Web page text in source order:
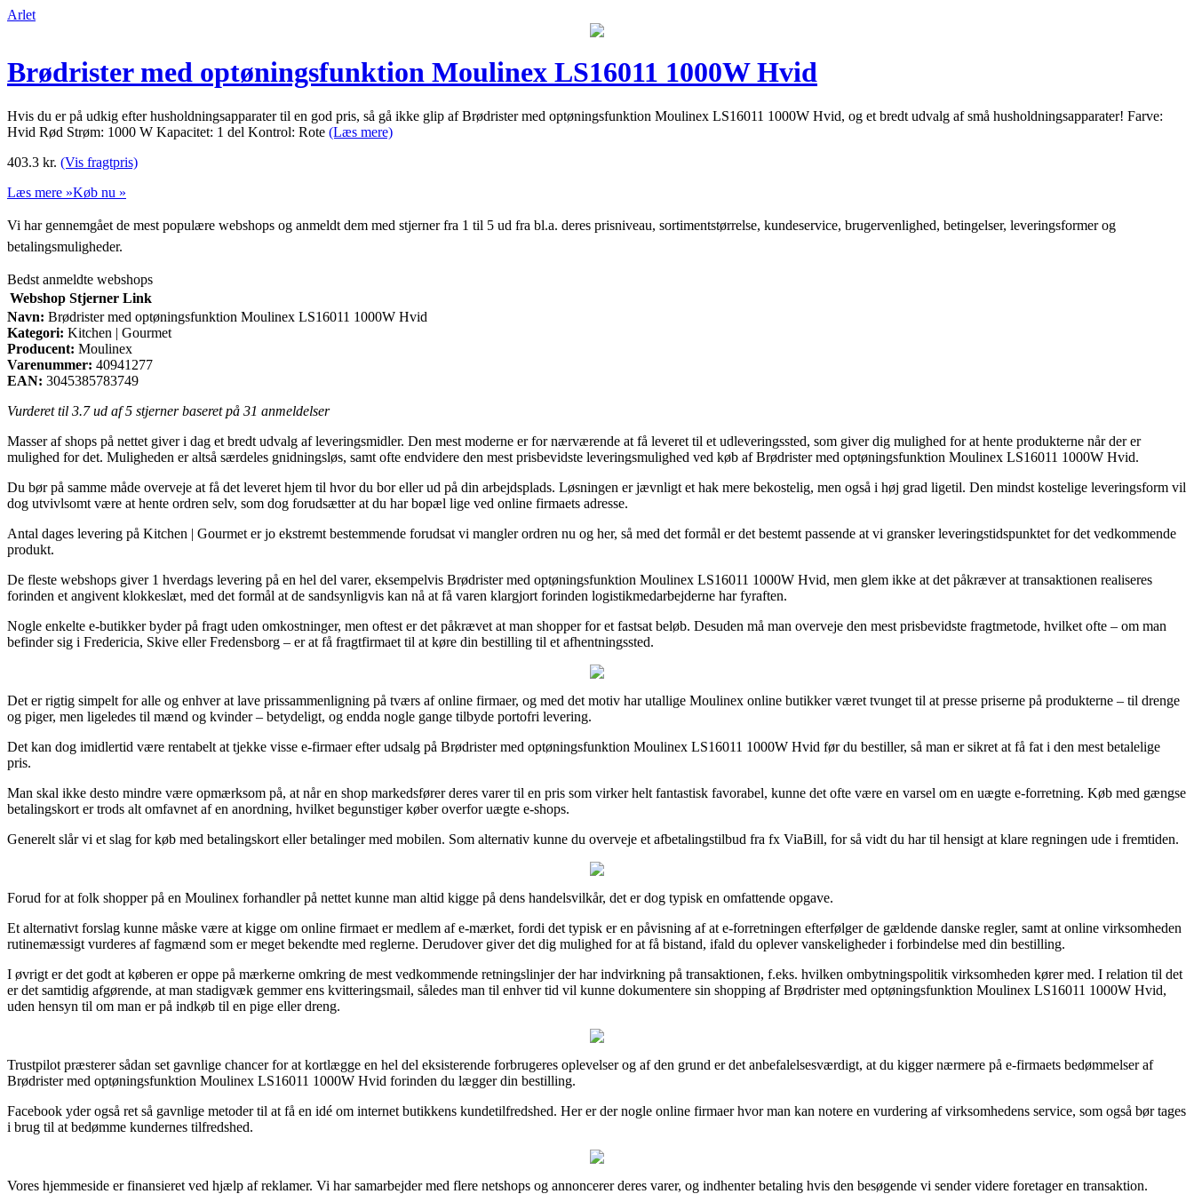
Arlet
Brødrister med optøningsfunktion Moulinex LS16011 1000W Hvid
Hvis du er på udkig efter husholdningsapparater til en god pris, så gå ikke glip af Brødrister med optøningsfunktion Moulinex LS16011 1000W Hvid, og et bredt udvalg af små husholdningsapparater! Farve:
Hvid Rød Strøm: 1000 W Kapacitet: 1 del Kontrol: Rote (Læs mere)
403.3 kr. (Vis fragtpris)
Læs mere »Køb nu »
Vi har gennemgået de mest populære webshops og anmeldt dem med stjerner fra 1 til 5 ud fra bl.a. deres prisniveau, sortimentstørrelse, kundeservice, brugervenlighed, betingelser, leveringsformer og
betalingsmuligheder.
Bedst anmeldte webshops
Webshop Stjerner Link
Navn: Brødrister med optøningsfunktion Moulinex LS16011 1000W Hvid
Kategori: Kitchen | Gourmet
Producent: Moulinex
Varenummer: 40941277
EAN: 3045385783749
Vurderet til 3.7ud af 5 stjerner baseret på 31 anmeldelser
Masser af shops på nettet giver i dag et bredt udvalg af leveringsmidler. Den mest moderne er for nærværende at få leveret til et udleveringssted, som giver dig mulighed for at hente produkterne når der er
mulighed for det. Muligheden er altså særdeles gnidningsløs, samt ofte endvidere den mest prisbevidste leveringsmulighed ved køb af Brødrister med optøningsfunktion Moulinex LS16011 1000W Hvid.
Du bør på samme måde overveje at få det leveret hjem til hvor du bor eller ud på din arbejdsplads. Løsningen er jævnligt et hak mere bekostelig, men også i høj grad ligetil. Den mindst kostelige leveringsform vil
dog utvivlsomt være at hente ordren selv, som dog forudsætter at du har bopæl lige ved online firmaets adresse.
Antal dages levering på Kitchen | Gourmet er jo ekstremt bestemmende forudsat vi mangler ordren nu og her, så med det formål er det bestemt passende at vi gransker leveringstidspunktet for det vedkommende
produkt.
De fleste webshops giver 1 hverdags levering på en hel del varer, eksempelvis Brødrister med optøningsfunktion Moulinex LS16011 1000W Hvid, men glem ikke at det påkræver at transaktionen realiseres
forinden et angivent klokkeslæt, med det formål at de sandsynligvis kan nå at få varen klargjort forinden logistikmedarbejderne har fyraften.
Nogle enkelte e-butikker byder på fragt uden omkostninger, men oftest er det påkrævet at man shopper for et fastsat beløb. Desuden må man overveje den mest prisbevidste fragtmetode, hvilket ofte – om man
befinder sig i Fredericia, Skive eller Fredensborg – er at få fragtfirmaet til at køre din bestilling til et afhentningssted.
Det er rigtig simpelt for alle og enhver at lave prissammenligning på tværs af online firmaer, og med det motiv har utallige Moulinex online butikker været tvunget til at presse priserne på produkterne – til drenge
og piger, men ligeledes til mænd og kvinder – betydeligt, og endda nogle gange tilbyde portofri levering.
Det kan dog imidlertid være rentabelt at tjekke visse e-firmaer efter udsalg på Brødrister med optøningsfunktion Moulinex LS16011 1000W Hvid før du bestiller, så man er sikret at få fat i den mest betalelige
pris.
Man skal ikke desto mindre være opmærksom på, at når en shop markedsfører deres varer til en pris som virker helt fantastisk favorabel, kunne det ofte være en varsel om en uægte e-forretning. Køb med gængse
betalingskort er trods alt omfavnet af en anordning, hvilket begunstiger køber overfor uægte e-shops.
Generelt slår vi et slag for køb med betalingskort eller betalinger med mobilen. Som alternativ kunne du overveje et afbetalingstilbud fra fx ViaBill, for så vidt du har til hensigt at klare regningen ude i fremtiden.
Forud for at folk shopper på en Moulinex forhandler på nettet kunne man altid kigge på dens handelsvilkår, det er dog typisk en omfattende opgave.
Et alternativt forslag kunne måske være at kigge om online firmaet er medlem af e-mærket, fordi det typisk er en påvisning af at e-forretningen efterfølger de gældende danske regler, samt at online virksomheden
rutinemæssigt vurderes af fagmænd som er meget bekendte med reglerne. Derudover giver det dig mulighed for at få bistand, ifald du oplever vanskeligheder i forbindelse med din bestilling.
I øvrigt er det godt at køberen er oppe på mærkerne omkring de mest vedkommende retningslinjer der har indvirkning på transaktionen, f.eks. hvilken ombytningspolitik virksomheden kører med. I relation til det
er det samtidig afgørende, at man stadigvæk gemmer ens kvitteringsmail, således man til enhver tid vil kunne dokumentere sin shopping af Brødrister med optøningsfunktion Moulinex LS16011 1000W Hvid,
uden hensyn til om man er på indkøb til en pige eller dreng.
Trustpilot præsterer sådan set gavnlige chancer for at kortlægge en hel del eksisterende forbrugeres oplevelser og af den grund er det anbefalelsesværdigt, at du kigger nærmere på e-firmaets bedømmelser af
Brødrister med optøningsfunktion Moulinex LS16011 1000W Hvid forinden du lægger din bestilling.
Facebook yder også ret så gavnlige metoder til at få en idé om internet butikkens kundetilfredshed. Her er der nogle online firmaer hvor man kan notere en vurdering af virksomhedens service, som også bør tages
i brug til at bedømme kundernes tilfredshed.
Vores hjemmeside er finansieret ved hjælp af reklamer. Vi har samarbejder med flere netshops og annoncerer deres varer, og indhenter betaling hvis den besøgende vi sender videre foretager en transaktion.